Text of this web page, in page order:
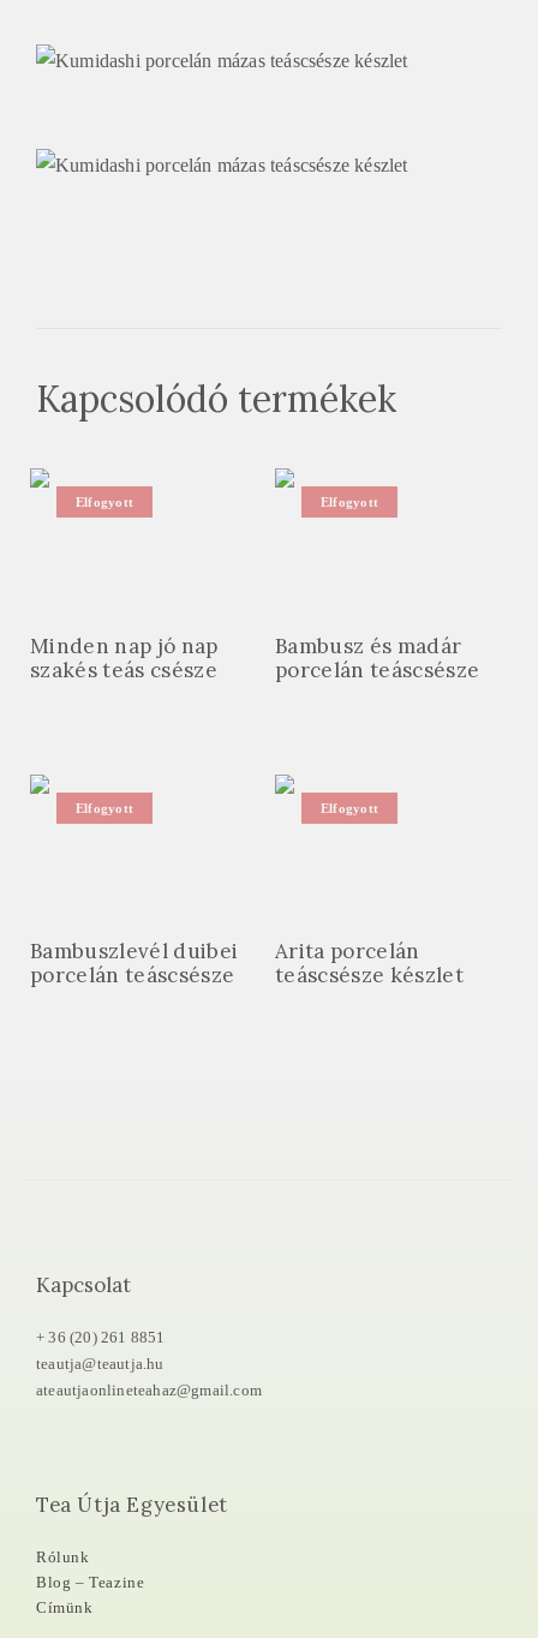
Kapcsolódó termékek
Elfogyott
Minden nap jó nap
szakés teás csésze
Elfogyott
Bambusz és madár
porcelán teáscsésze
Elfogyott
Bambuszlevél duibei
porcelán teáscsésze
Elfogyott
Arita porcelán
teáscsésze készlet
Kapcsolat
+ 36 (20) 261 8851
teautja@teautja.hu
ateautjaonlineteahaz@gmail.com
Tea Útja Egyesület
Rólunk
Blog – Teazine
Címünk